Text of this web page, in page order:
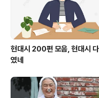
안해서 다 망쳐버린 ..
현대시 200편 모음, 현대시
였네